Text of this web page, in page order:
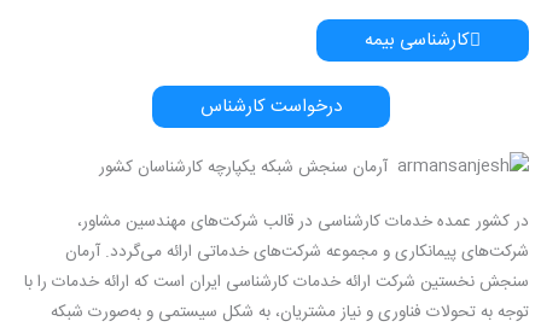
کارشناسی بیمه
درخواست کارشناس
آرمان سنجش شبکه یکپارچه کارشناسان کشور
در کشور عمده خدمات کارشناسی در قالب شرکت‌های مهندسین مشاور،
شرکت‌های پیمانکاری و مجموعه شرکت‌های خدماتی ارائه می‌گردد. آرمان
سنجش نخستین شرکت ارائه خدمات کارشناسی ایران است که ارائه خدمات را با
توجه به تحولات فناوری و نیاز مشتریان، به شکل سیستمی و به‌صورت شبکه